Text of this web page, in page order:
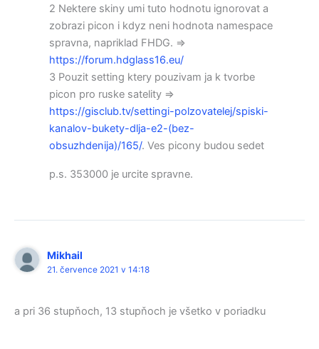
2 Nektere skiny umi tuto hodnotu ignorovat a
zobrazi picon i kdyz neni hodnota namespace
spravna, napriklad FHDG. =>
https://forum.hdglass16.eu/
3 Pouzit setting ktery pouzivam ja k tvorbe
picon pro ruske satelity =>
https://gisclub.tv/settingi-polzovatelej/spiski-
kanalov-bukety-dlja-e2-(bez-
obsuzhdenija)/165/. Ves picony budou sedet
p.s. 353000 je urcite spravne.
Mikhail
21. července 2021 v 14:18
a pri 36 stupňoch, 13 stupňoch je všetko v poriadku